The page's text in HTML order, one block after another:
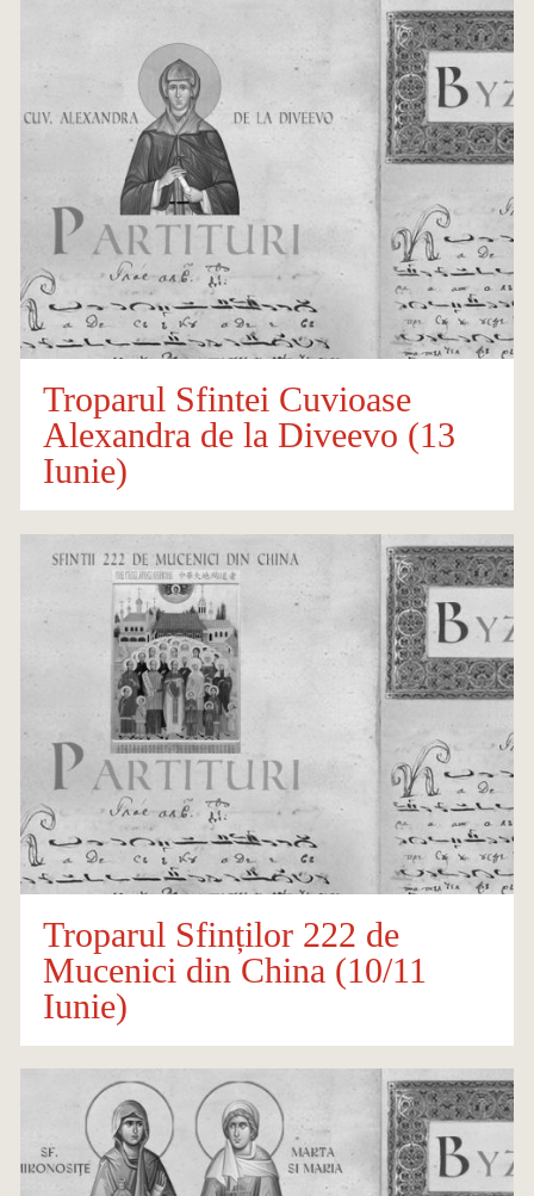
Troparul Sfintei Cuvioase
Alexandra de la Diveevo (13
Iunie)
Troparul Sfinților 222 de
Mucenici din China (10/11
Iunie)